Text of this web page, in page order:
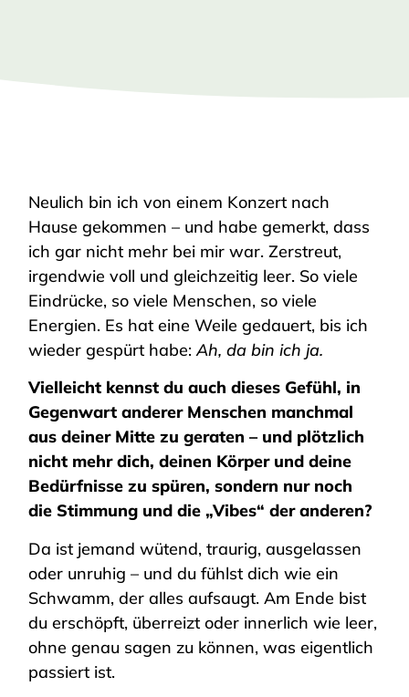
Neulich bin ich von einem Konzert nach
Hause gekommen – und habe gemerkt, dass
ich gar nicht mehr bei mir war. Zerstreut,
irgendwie voll und gleichzeitig leer. So viele
Eindrücke, so viele Menschen, so viele
Energien. Es hat eine Weile gedauert, bis ich
wieder gespürt habe:Ah, da bin ich ja.
Vielleicht kennst du auch dieses Gefühl, in
Gegenwart anderer Menschen manchmal
aus deiner Mitte zu geraten – und plötzlich
nicht mehr dich, deinen Körper und deine
Bedürfnisse zu spüren, sondern nur noch
die Stimmung und die „Vibes“ der anderen?
Da ist jemand wütend, traurig, ausgelassen
oder unruhig – und du fühlst dich wie ein
Schwamm, der alles aufsaugt. Am Ende bist
du erschöpft, überreizt oder innerlich wie leer,
ohne genau sagen zu können, was eigentlich
passiert ist.